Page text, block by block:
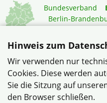
Bundesverband
Berlin-
Niedersachsen
Rheinland-
Sachsen-Anhalt
Hinweis zum
Wir verwenden nur
Cookies. Diese werden
Sie die Sitzung auf
den Browser schließen.